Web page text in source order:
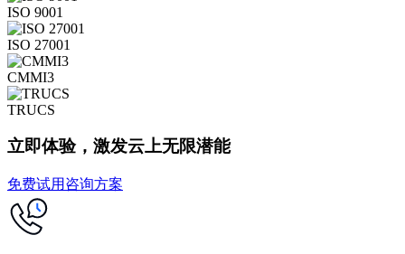
ISO 9001
ISO 27001
CMMI3
TRUCS
立即体验，激发云上无限潜能
免费试用 咨询方案